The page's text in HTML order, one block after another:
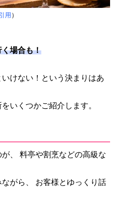
用 ）
場合も！
けない！という決まりはあ
いくつかご紹介します。
、 料亭や割烹などの高級な
がら、 お客様とゆっくり話